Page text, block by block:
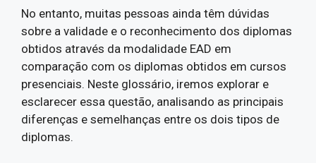
No entanto, muitas pessoas ainda têm dúvidas
sobre a validade e o reconhecimento dos diplomas
obtidos através da modalidade EAD em
comparação com os diplomas obtidos em cursos
presenciais. Neste glossário, iremos explorar e
esclarecer essa questão, analisando as principais
diferenças e semelhanças entre os dois tipos de
diplomas.